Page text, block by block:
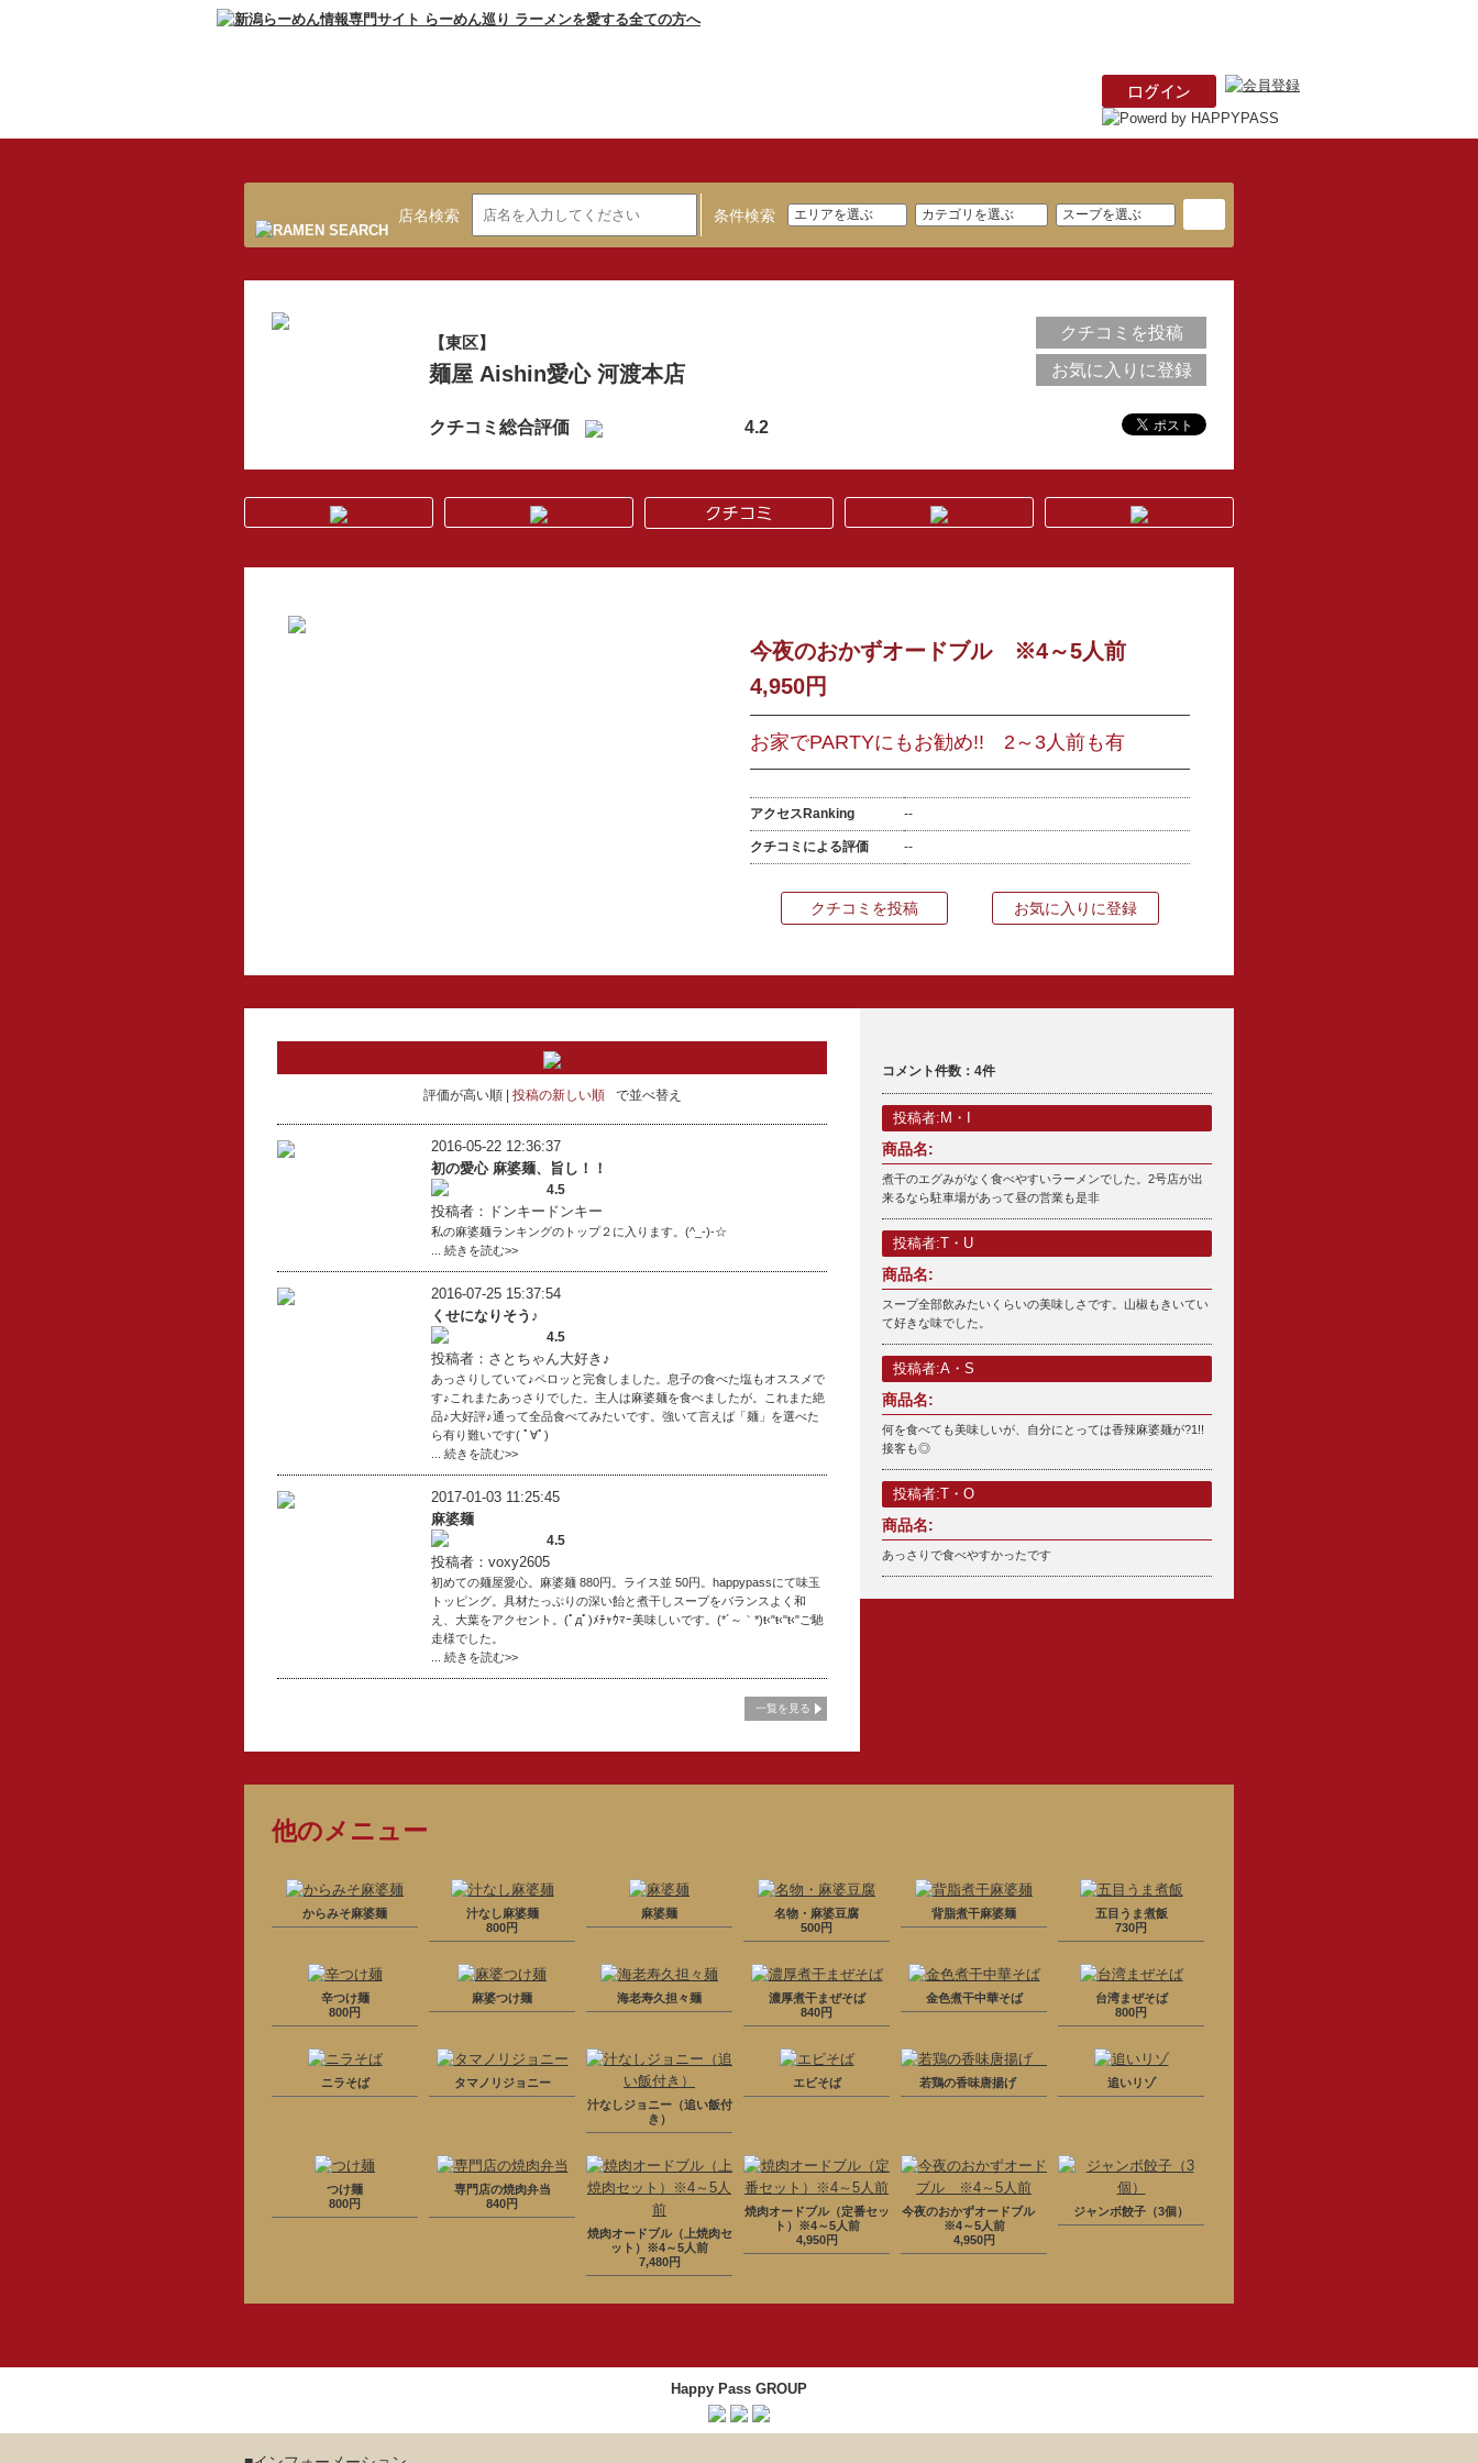
店名検索 条件検索
【東区】
麺屋 Aishin愛心 河渡本店
クチコミ総合評価 4.2
クチコミを投稿
お気に入りに登録
今夜のおかずオードブル ※4～5人前
4,950円
お家でPARTYにもお勧め!! 2～3人前も有
アクセスRanking --
クチコミによる評価 --
クチコミを投稿 お気に入りに登録
評価が高い順 投稿の新しい順 で並べ替え
2016-05-22 12:36:37
初の愛心 麻婆麺、旨し！！
4.5
投稿者：ドンキードンキー
私の麻婆麺ランキングのトップ２に入ります。(^_-)-☆
... 続きを読む>>
2016-07-25 15:37:54
くせになりそう♪
4.5
投稿者：さとちゃん大好き♪
あっさりしていて♪ペロッと完食しました。息子の食べた塩もオススメで
す♪これまたあっさりでした。主人は麻婆麺を食べましたが。これまた絶
品♪大好評♪通って全品食べてみたいです。強いて言えば「麺」を選べた
ら有り難いです( ﾟ∀ﾟ)
... 続きを読む>>
2017-01-03 11:25:45
麻婆麺
4.5
投稿者：voxy2605
初めての麺屋愛心。麻婆麺 880円。ライス並 50円。happypassにて味玉
トッピング。具材たっぷりの深い飴と煮干しスープをバランスよく和
え、大葉をアクセント。(ﾟдﾟ)ﾒﾁｬｳﾏｰ美味しいです。(*´～｀*)ŧ‹"ŧ‹"ŧ‹"ご馳
走様でした。
... 続きを読む>>
一覧を見る
コメント件数：4件
投稿者:M・I
商品名:
煮干のエグみがなく食べやすいラーメンでした。2号店が出
来るなら駐車場があって昼の営業も是非
投稿者:T・U
商品名:
スープ全部飲みたいくらいの美味しさです。山椒もきいてい
て好きな味でした。
投稿者:A・S
商品名:
何を食べても美味しいが、自分にとっては香辣麻婆麺が?1!!
接客も◎
投稿者:T・O
商品名:
あっさりで食べやすかったです
他のメニュー
からみそ麻婆麺
汁なし麻婆麺
800円
麻婆麺
名物・麻婆豆腐
500円
背脂煮干麻婆麺
五目うま煮飯
730円
辛つけ麺
800円
麻婆つけ麺 海老寿久担々麺
濃厚煮干まぜそば
840円
金色煮干中華そば
台湾まぜそば
800円
ニラそば
タマノリジョニー
汁なしジョニー（追い飯付
き）
エビそば 若鶏の香味唐揚げ 追いリゾ
つけ麺
800円
専門店の焼肉弁当
840円
焼肉オードブル（上焼肉セ
ット）※4～5人前
7,480円
焼肉オードブル（定番セッ
ト）※4～5人前
4,950円
今夜のおかずオードブル
※4～5人前
4,950円
ジャンボ餃子（3個）
Happy Pass GROUP